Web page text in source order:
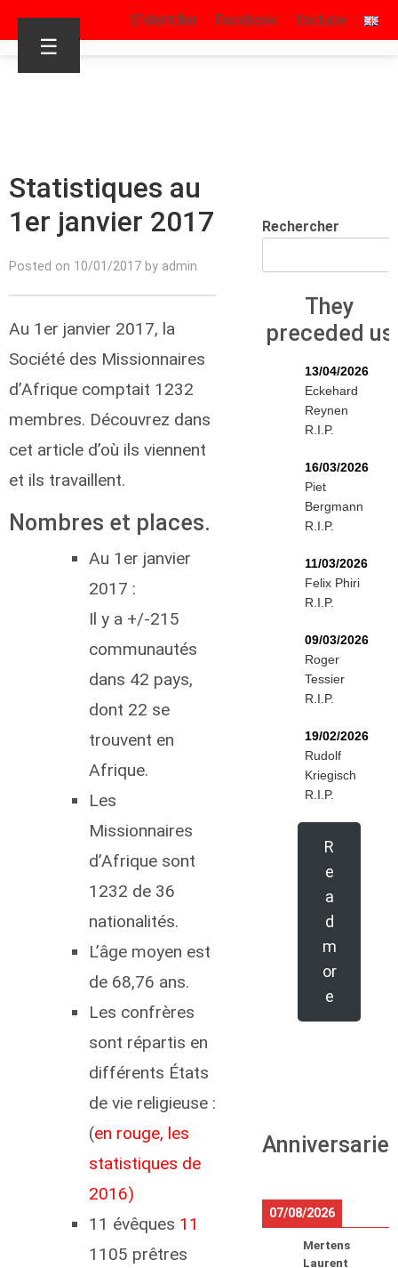
S’identifier Facebook Youtube
☰
Statistiques au
1er janvier 2017
Posted on 10/01/2017 by admin
Au 1er janvier 2017, la
Société des Missionnaires
d’Afrique comptait 1232
membres. Découvrez dans
cet article d’où ils viennent
et ils travaillent.
Nombres et places.
Au 1er janvier
2017 :
Il y a +/-215
communautés
dans 42 pays,
dont 22 se
trouvent en
Afrique.
Les
Missionnaires
d’Afrique sont
1232 de 36
nationalités.
L’âge moyen est
de 68,76 ans.
Les confrères
sont répartis en
différents États
de vie religieuse :
(en rouge, les
statistiques de
2016)
11 évêques 11
1105 prêtres
Rechercher
They
preceded us
13/04/2026
Eckehard
Reynen
R.I.P.
16/03/2026
Piet
Bergmann
R.I.P.
11/03/2026
Felix Phiri
R.I.P.
09/03/2026
Roger
Tessier
R.I.P.
19/02/2026
Rudolf
Kriegisch
R.I.P.
R
e
a
d
m
or
e
07/08/2026
Mertens
Laurent